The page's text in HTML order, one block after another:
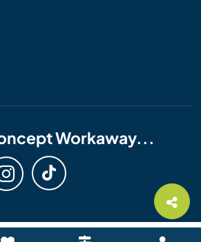
Workaway...